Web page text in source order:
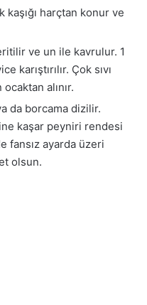
harçtan konur ve
ve un ile kavrulur. 1
karıştırılır. Çok sıvı
alınır.
da borcama dizilir.
kaşar peyniri rendesi
fansız ayarda üzeri
olsun.